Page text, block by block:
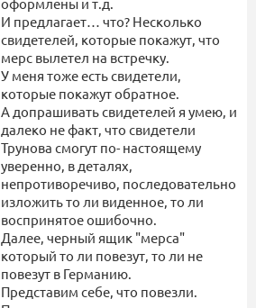
И предлагает… что? Несколько
свидетелей, которые покажут, что
мерс вылетел на встречку.
У меня тоже есть свидетели,
которые покажут обратное.
А допрашивать свидетелей я умею, и
далеко не факт, что свидетели
Трунова смогут по- настоящему
уверенно, в деталях,
непротиворечиво, последовательно
изложить то ли виденное, то ли
воспринятое ошибочно.
Далее, черный ящик "мерса"
который то ли повезут, то ли не
повезут в Германию.
Представим себе, что повезли.